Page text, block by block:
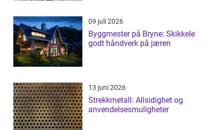
09 juli 2026
Byggmester på Bryne: Skikkele
godt håndverk på jæren
13 juni 2026
Strekkmetall: Allsidighet og
anvendelsesmuligheter